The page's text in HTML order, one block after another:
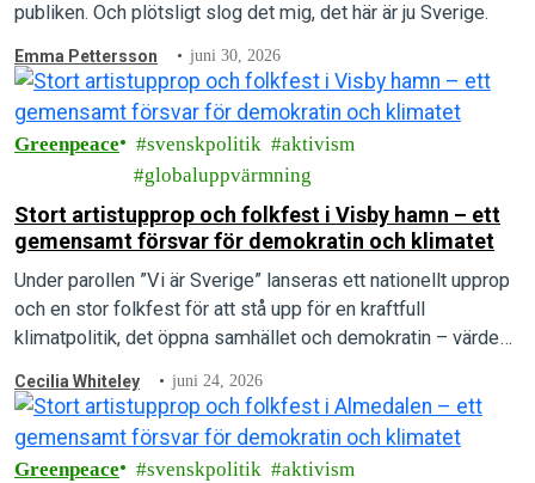
publiken. Och plötsligt slog det mig, det här är ju Sverige.
Emma Pettersson juni 30, 2026
Greenpeace svenskpolitik
aktivism
globaluppvärmning
Stort artistupprop och folkfest i Visby hamn – ett
gemensamt försvar för demokratin och klimatet
Under parollen ”Vi är Sverige” lanseras ett nationellt upprop
och en stor folkfest för att stå upp för en kraftfull
klimatpolitik, det öppna samhället och demokratin – värden
Cecilia Whiteley juni 24, 2026
Greenpeace svenskpolitik
aktivism